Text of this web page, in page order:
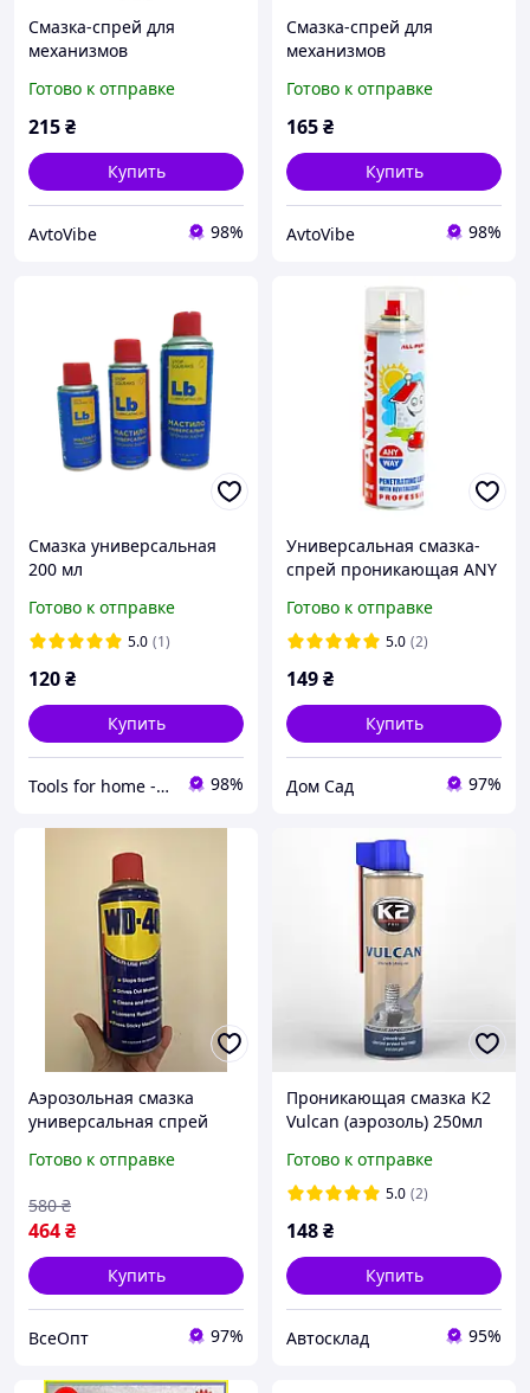
Смазка-спрей для
механизмов
WD-40 AXXIS 500мл VSB-
068+20
Готово к отправке
215₴
Купить
AvtoVibe 98%
Смазка-спрей для
механизмов
аналог WD-40 CarLife
450мл CF452
Готово к отправке
165₴
Купить
AvtoVibe 98%
Смазка универсальная
200 мл
Готово к отправке
5.0 (1)
120₴
Купить
Tools for home -Інструменти для дому 98%
Универсальная смазка-
спрей проникающая ANY
Готово к отправке
5.0 (2)
149₴
Купить
Дом Сад 97%
Аэрозольная смазка
универсальная спрей
многофункциональная
коррозии
Готово к отправке
464₴
580 ₴
Купить
ВсеОпт 97%
Проникающая смазка K2
Vulcan (аэрозоль) 250мл
Готово к отправке
5.0 (2)
148₴
Купить
Автосклад 95%